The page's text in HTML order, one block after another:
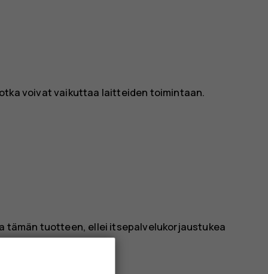
voivat vaikuttaa laitteiden toimintaan.
tämän tuotteen, ellei itsepalvelukorjaustukea